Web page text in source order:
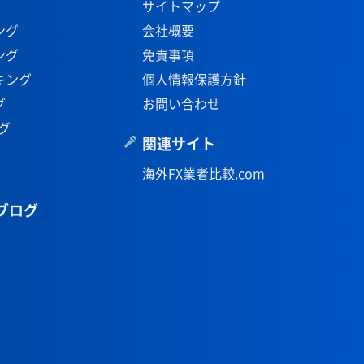
グ
グ
ング
ログ
サイトマップ
会社概要
免責事項
個人情報保護方針
お問い合わせ
関連サイト
海外FX業者比較.com